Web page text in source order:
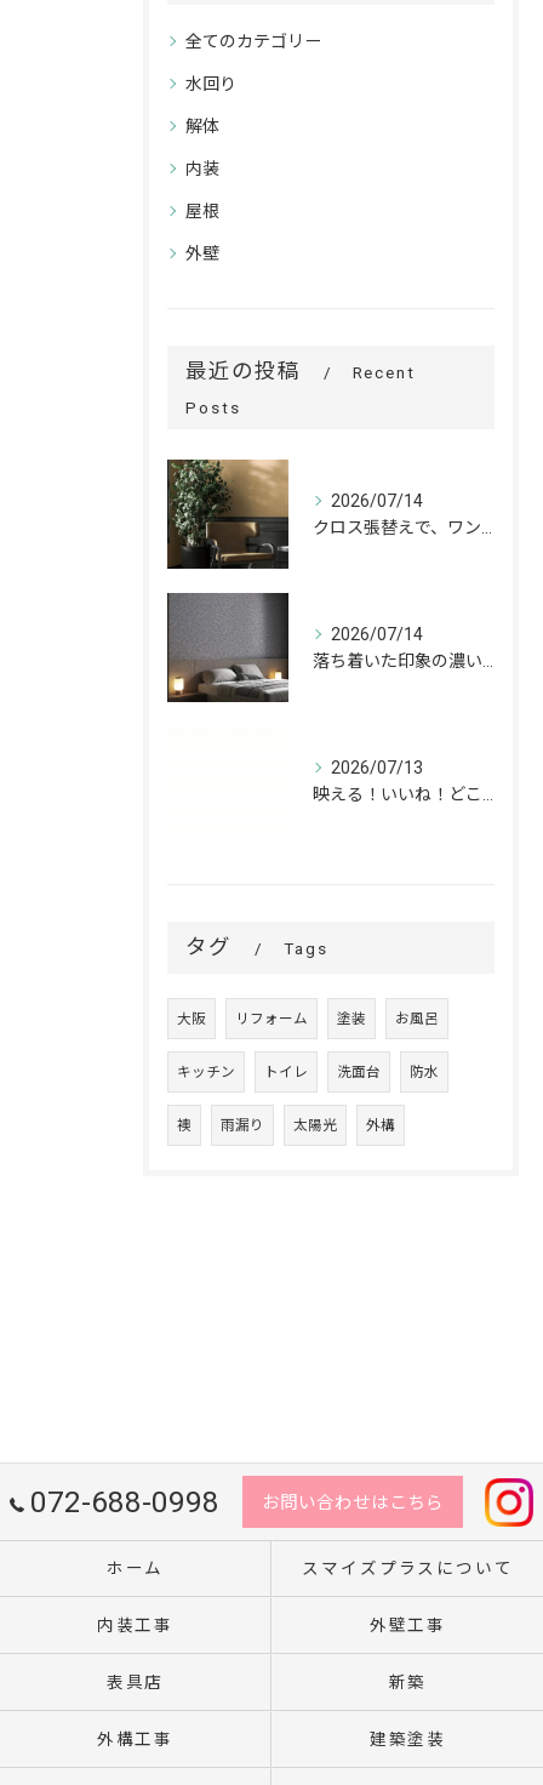
全てのカテゴリー
水回り
解体
内装
屋根
外壁
最近の投稿
Recent
Posts
2026/07/14
クロス張替えで、ワンランク上の空間へ。
2026/07/14
落ち着いた印象の濃いグレーが、お部屋をワンランク上の空間へ。
2026/07/13
映える！いいね！どこでも高槻✨
タグ Tags
大阪 リフォーム 塗装 お風呂
キッチン トイレ 洗面台 防水
襖 雨漏り 太陽光 外構
072-688-0998 お問い合わせはこちら
ホーム スマイズプラスについて
内装工事 外壁工事
表具店 新築
外構工事 建築塗装